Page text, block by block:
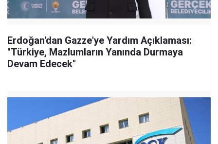
Erdoğan'dan Gazze'ye Yardım Açıklaması:
"Türkiye, Mazlumların Yanında Durmaya
Devam Edecek"